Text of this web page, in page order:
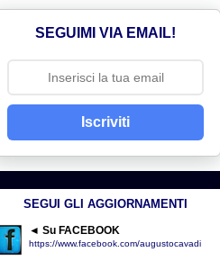
SEGUIMI VIA EMAIL!
Iscriviti
SEGUI GLI AGGIORNAMENTI
◄ Su FACEBOOK
https://www.facebook.com/augustocavadi